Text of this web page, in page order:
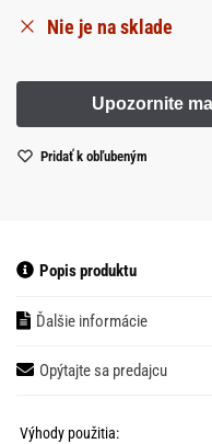
Nie je na sklade
Pridať k obľubeným
Popis produktu
Ďalšie informácie
Opýtajte sa predajcu
Výhody použitia: